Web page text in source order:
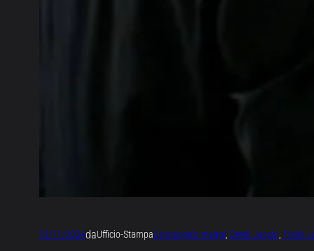
12/11/2024daUfficio-StampaCorsiangelo maggi Derek Jacobi Frank